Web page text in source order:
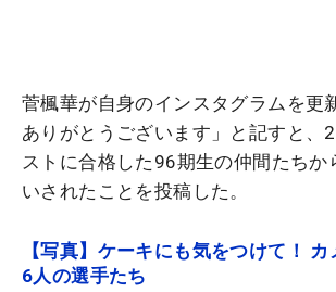
菅楓華が自身のインスタグラムを更
ありがとうございます」と記すと、
ストに合格した96期生の仲間たちか
いされたことを投稿した。
【写真】ケーキにも気をつけて！
6人の選手たち